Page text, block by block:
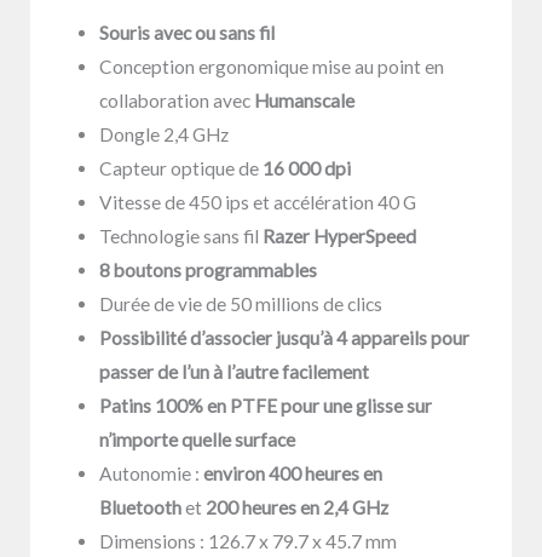
Souris avec ou sans fil
Conception ergonomique mise au point en
collaboration avec Humanscale
Dongle 2,4 GHz
Capteur optique de 16 000 dpi
Vitesse de 450 ips et accélération 40 G
Technologie sans fil Razer HyperSpeed
8 boutons programmables
Durée de vie de 50 millions de clics
Possibilité d’associer jusqu’à 4 appareils pour
passer de l’un à l’autre facilement
Patins 100% en PTFE pour une glisse sur
n’importe quelle surface
Autonomie : environ 400 heures en
Bluetoothet 200 heures en 2,4 GHz
Dimensions : 126.7 x 79.7 x 45.7 mm